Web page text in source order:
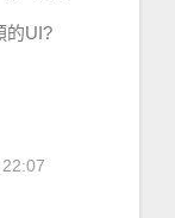
的UI?